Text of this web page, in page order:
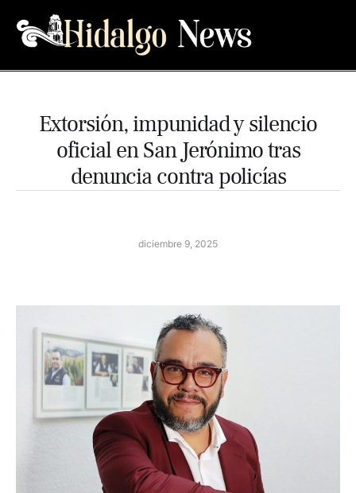
Extorsión, impunidad y silencio
oficial en San Jerónimo tras
denuncia contra policías
diciembre 9, 2025